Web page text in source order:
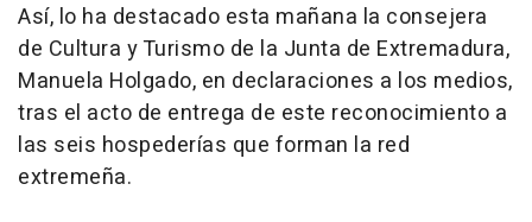
Así, lo ha destacado esta mañana la consejera
de Cultura y Turismo de la Junta de Extremadura,
Manuela Holgado, en declaraciones a los medios,
tras el acto de entrega de este reconocimiento a
las seis hospederías que forman la red
extremeña.